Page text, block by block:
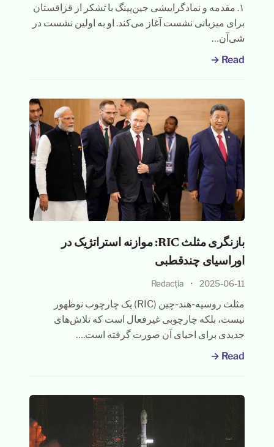
۱. مقدمه و نمادگراییشی جین‌پینگ با تشکر از قزاقستان
برای میزبانی نشست آغاز می‌کند. او به اولین نشست در
شی‌آن…
Read →
بازنگری مثلث RIC: موازنه استراتژیک در
اوراسیای چندقطبی
2025-06-11
•
Redacția
مثلث روسیه-هند-چین (RIC) یک چارچوب نوظهور
نیست، بلکه چارچوبی غیرفعال است که تلاش‌های
جدیدی برای احیای آن صورت گرفته است.…
Read →